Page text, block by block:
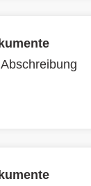
Abschreibung